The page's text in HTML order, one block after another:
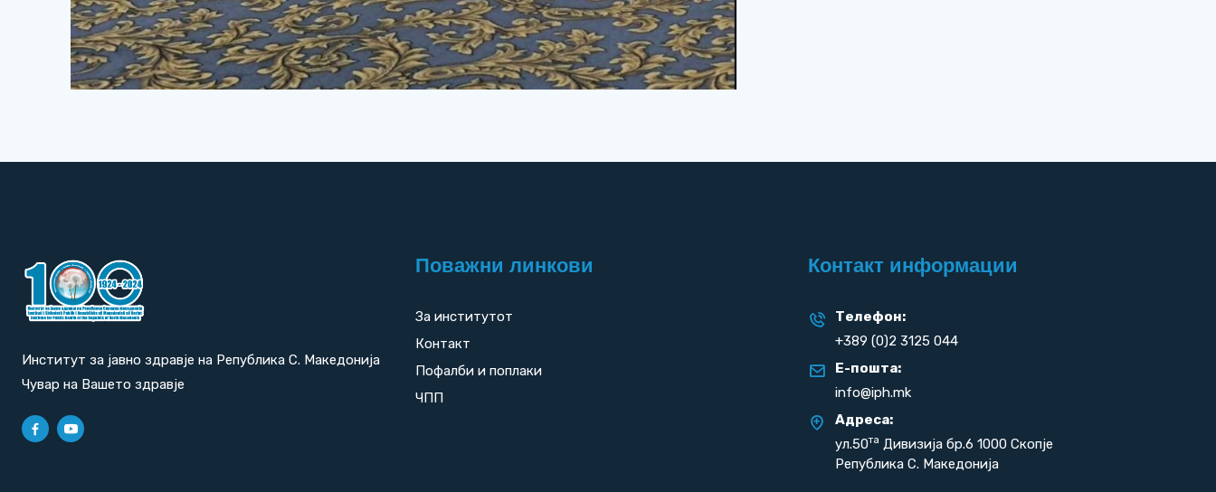
Институт за јавно здравје на Република С. Македонија
Чувар на Вашето здравје
Поважни линкови
За институтот
Контакт
Пофалби и поплаки
ЧПП
Контакт информации
Телефон:
+389 (0)2 3125 044
Е-пошта:
info@iph.mk
Адреса:
ул.50та Дивизија бр.6 1000 Скопје
Република С. Македонија